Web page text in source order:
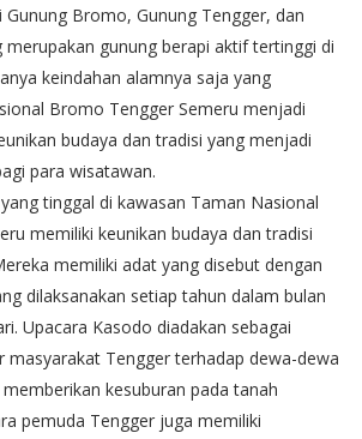
Bromo, Gunung Tengger, dan
merupakan gunung berapi aktif tertinggi di
keindahan alamnya saja yang
Bromo Tengger Semeru menjadi
budaya dan tradisi yang menjadi
para wisatawan.
tinggal di kawasan Taman Nasional
memiliki keunikan budaya dan tradisi
memiliki adat yang disebut dengan
dilaksanakan setiap tahun dalam bulan
Upacara Kasodo diadakan sebagai
masyarakat Tengger terhadap dewa-dewa
kesuburan pada tanah
pemuda Tengger juga memiliki